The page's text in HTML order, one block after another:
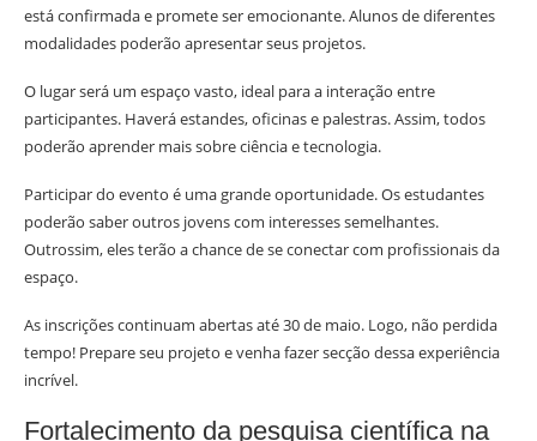
está confirmada e promete ser emocionante. Alunos de diferentes
modalidades poderão apresentar seus projetos.
O lugar será um espaço vasto, ideal para a interação entre
participantes. Haverá estandes, oficinas e palestras. Assim, todos
poderão aprender mais sobre ciência e tecnologia.
Participar do evento é uma grande oportunidade. Os estudantes
poderão saber outros jovens com interesses semelhantes.
Outrossim, eles terão a chance de se conectar com profissionais da
espaço.
As inscrições continuam abertas até 30 de maio. Logo, não perdida
tempo! Prepare seu projeto e venha fazer secção dessa experiência
incrível.
Fortalecimento da pesquisa científica na